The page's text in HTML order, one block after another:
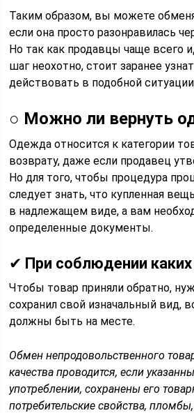
Таким образом, вы можете
если она просто разонравилась
Но так как продавцы чаще всего
шаг неохотно, стоит заранее
действовать в подобной
○ Можно ли вернуть
Одежда относится к категории
возврату, даже если продавец
Но для того, чтобы процедура
следует знать, что купленная
в надлежащем виде, а вам
определенные документы.
✔ При соблюдении каких
Чтобы товар приняли обратно,
сохранил свой изначальный вид,
должны быть на месте.
Обмен непродовольственного
качества проводится, если
употреблении, сохранены его
потребительские свойства,